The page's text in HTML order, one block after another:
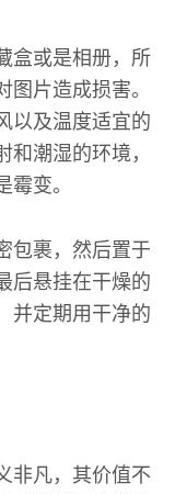
盒或是相册，所
片造成损害。
以及温度适宜的
潮湿的环境，
变。
包裹，然后置于
后悬挂在干燥的
并定期用干净的
非凡，其价值不